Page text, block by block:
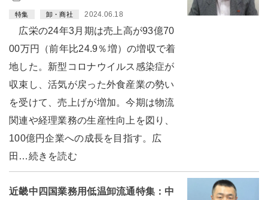
特集 卸・商社 2024.06.18
広栄の24年3月期は売上高が93億70
00万円（前年比24.9％増）の増収で着
地した。新型コロナウイルス感染症が
収束し、活気が戻った外食産業の勢い
を受けて、売上げが増加。今期は物流
関連や経理業務の生産性向上を図り、
100億円企業への成長を目指す。広
田…続きを読む
近畿中四国業務用低温卸流通特集：中